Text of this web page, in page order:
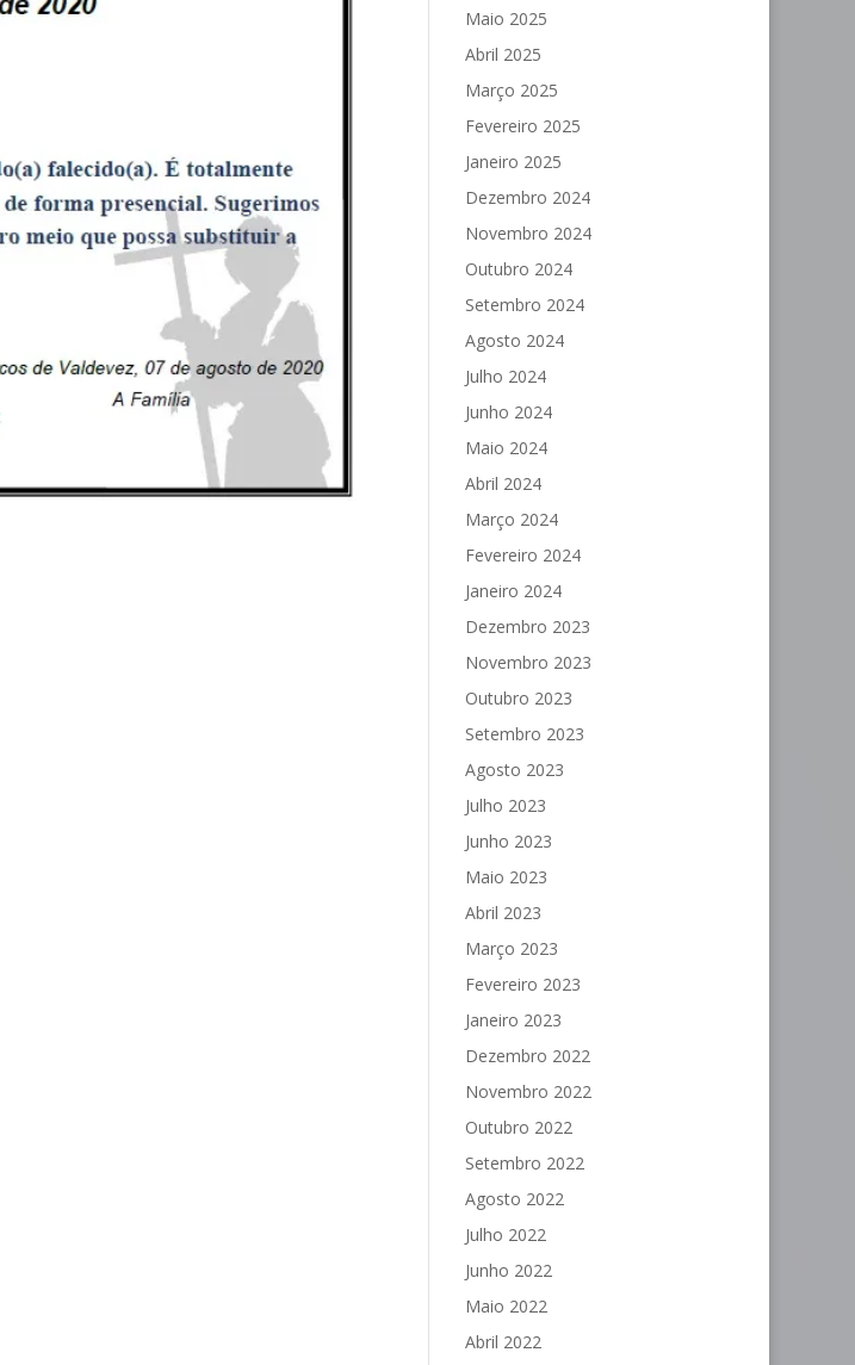
Maio 2025
Abril 2025
Março 2025
Fevereiro 2025
Janeiro 2025
Dezembro 2024
Novembro 2024
Outubro 2024
Setembro 2024
Agosto 2024
Julho 2024
Junho 2024
Maio 2024
Abril 2024
Março 2024
Fevereiro 2024
Janeiro 2024
Dezembro 2023
Novembro 2023
Outubro 2023
Setembro 2023
Agosto 2023
Julho 2023
Junho 2023
Maio 2023
Abril 2023
Março 2023
Fevereiro 2023
Janeiro 2023
Dezembro 2022
Novembro 2022
Outubro 2022
Setembro 2022
Agosto 2022
Julho 2022
Junho 2022
Maio 2022
Abril 2022